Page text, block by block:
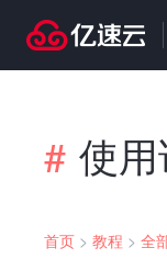
# 使
首页 > 教程 > 全